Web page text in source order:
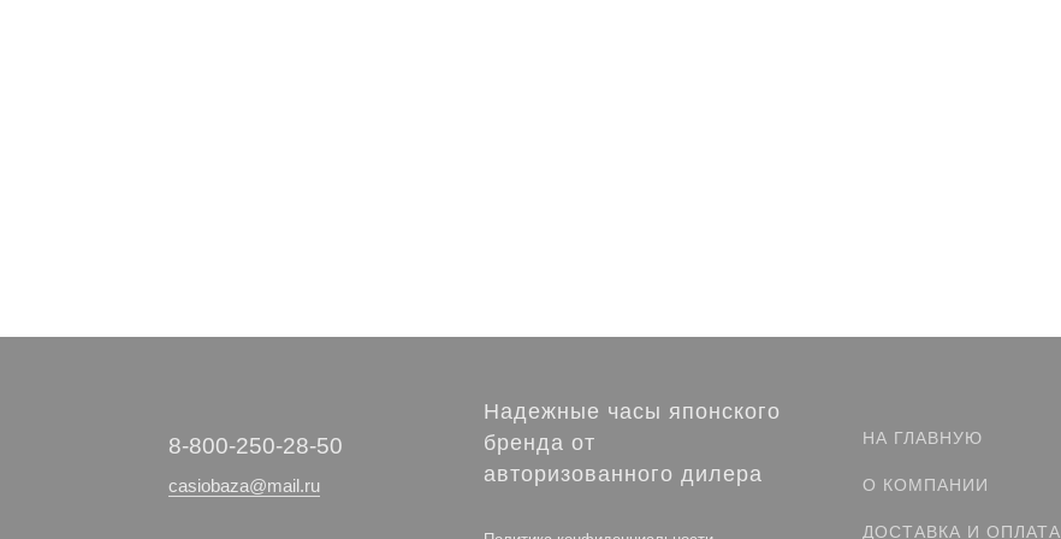
‭8-800-250-28-50
casiobaza@mail.ru
Надежные часы японского
бренда от
авторизованного дилера
НА ГЛАВНУЮ
О КОМПАНИИ
ДОСТАВКА И ОПЛАТА